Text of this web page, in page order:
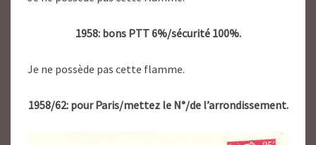
1958: bons PTT 6%/sécurité 100%.
Je ne possède pas cette flamme.
1958/62: pour Paris/mettez le N°/de l’arrondissement.